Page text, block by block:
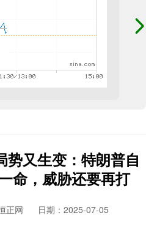
势又生变：特朗普自
命，威胁还要再打
正网
日期：2025-07-05